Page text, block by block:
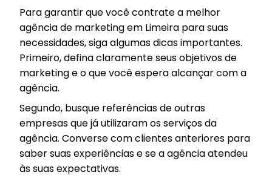
Para garantir que você contrate a melhor
agência de marketing em Limeira para suas
necessidades, siga algumas dicas importantes.
Primeiro, defina claramente seus objetivos de
marketing e o que você espera alcançar com a
agência.
Segundo, busque referências de outras
empresas que já utilizaram os serviços da
agência. Converse com clientes anteriores para
saber suas experiências e se a agência atendeu
às suas expectativas.